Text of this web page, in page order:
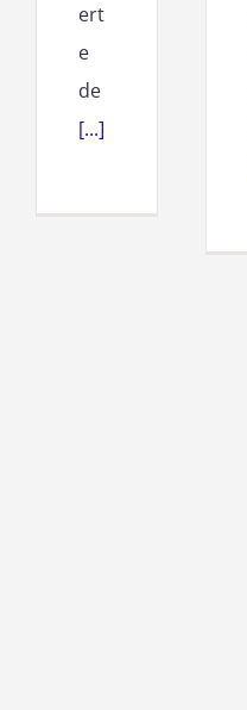
ert
e
de
[...]